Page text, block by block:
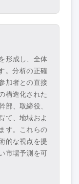
形成し、全体
。分析の正確
加者との直接
構造化された
部、取締役、
て、地域およ
す。これらの
的な視点を提
市場予測を可